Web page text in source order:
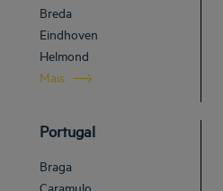
Breda
Eindhoven
Helmond
Mais
Portugal
Braga
Caramulo